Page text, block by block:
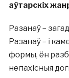
аўтарскіх
Разанаў –
Разанаў – і
формы, ён
непахісныя